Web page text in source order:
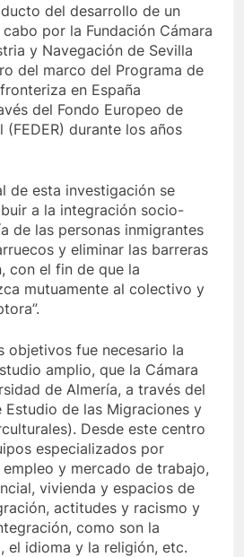
del desarrollo de un
por la Fundación Cámara
y Navegación de Sevilla
del marco del Programa de
en España
del Fondo Europeo de
(FEDER) durante los años
de esta investigación se
a la integración socio-
de las personas inmigrantes
y eliminar las barreras
con el fin de que la
mutuamente al colectivo y
objetivos fue necesario la
amplio, que la Cámara
de Almería, a través del
Estudio de las Migraciones y
Desde este centro
especializados por
y mercado de trabajo,
vivienda y espacios de
actitudes y racismo y
como son la
el idioma y la religión, etc.